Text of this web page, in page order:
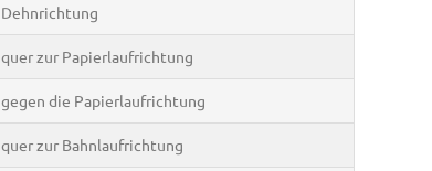
Dehnrichtung
quer zur Papierlaufrichtung
gegen die Papierlaufrichtung
quer zur Bahnlaufrichtung